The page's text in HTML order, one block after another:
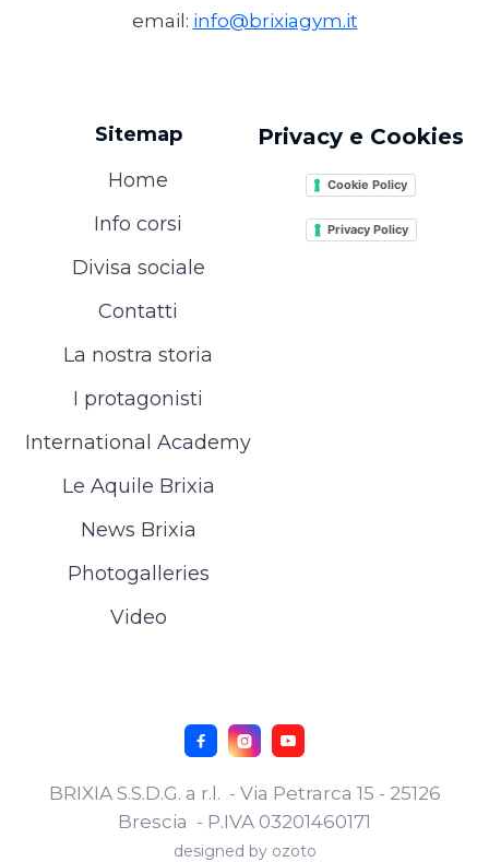
email: info@brixiagym.it
Sitemap
Home
Info corsi
Divisa sociale
Contatti
La nostra storia
I protagonisti
International Academy
Le Aquile Brixia
News Brixia
Photogalleries
Video
Privacy e Cookies
Cookie Policy
Privacy Policy
BRIXIA S.S.D.G. a r.l. - Via Petrarca 15 - 25126
Brescia - P.IVA 03201460171
designed by ozoto
  